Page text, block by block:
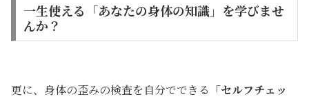
一生使える「あなたの身体の知識」を学びませ
んか？
更に、身体の歪みの検査を自分でできる 「セルフチェッ